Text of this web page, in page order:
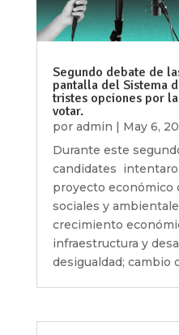
Segundo debate de
pantalla del Sistema
tristes opciones por
votar.
por admin | May 6,
Durante este
candidates
proyecto económico
sociales y
crecimiento
infraestructura y
desigualdad; cambio